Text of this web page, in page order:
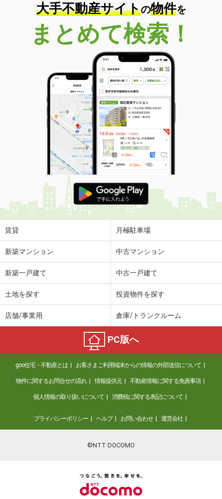
大手不動産サイトの物件を
まとめて検索！
賃貸 月極駐車場
新築マンション 中古マンション
新築一戸建て 中古一戸建て
土地を探す 投資物件を探す
店舗/事業用 倉庫/トランクルーム
PC版へ
goo住宅・不動産とは お客さまご利用端末からの情報の外部送信について
物件に関するお問合せの流れ 情報提供元 不動産情報に関する免責事項
個人情報の取り扱いについて 消費税に関する表記について
プライバシーポリシー ヘルプ お問い合わせ 運営会社
©NTT DOCOMO